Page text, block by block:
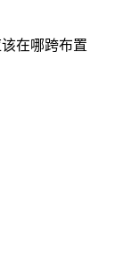
在哪跨布置